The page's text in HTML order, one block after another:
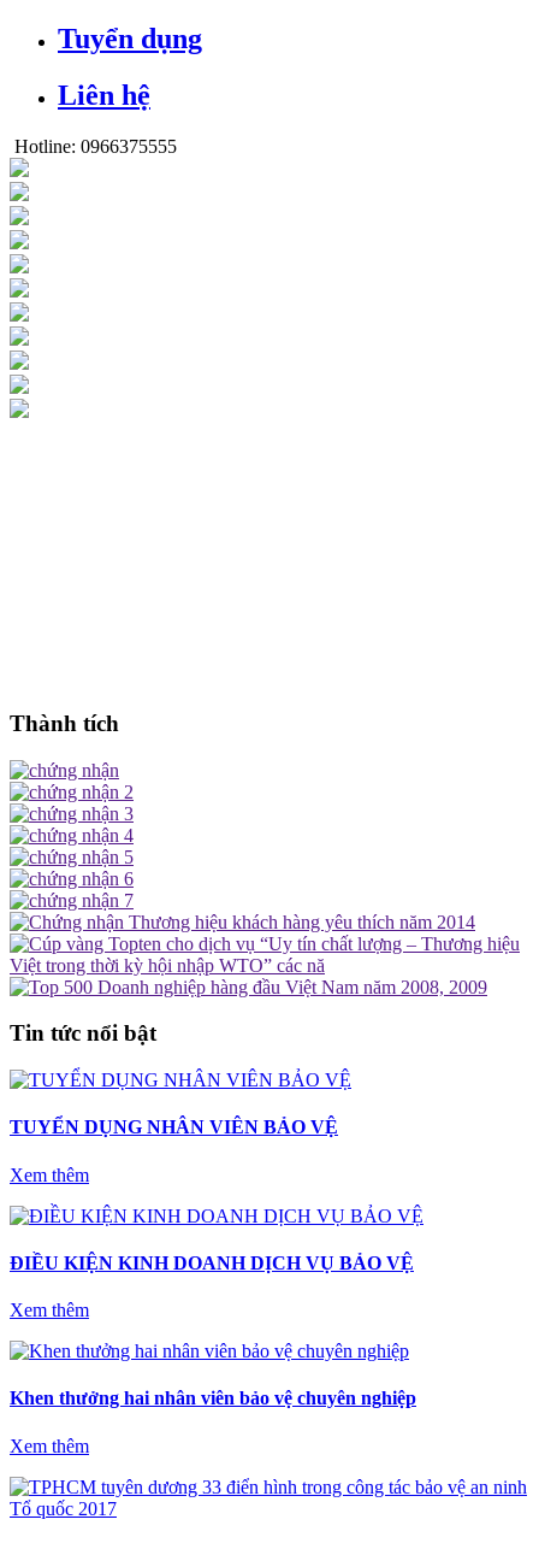
Tuyển dụng
Liên hệ
Hotline: 0966375555
Thành tích
Tin tức nổi bật
TUYỂN DỤNG NHÂN VIÊN BẢO VỆ
Xem thêm
ĐIỀU KIỆN KINH DOANH DỊCH VỤ BẢO VỆ
Xem thêm
Khen thưởng hai nhân viên bảo vệ chuyên nghiệp
Xem thêm